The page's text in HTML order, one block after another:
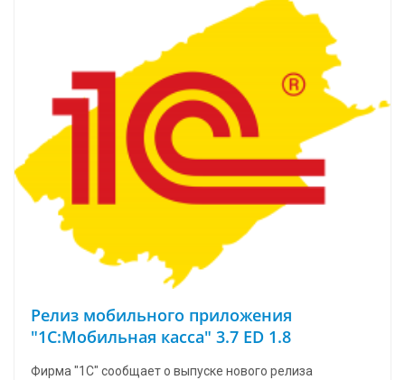
Релиз мобильного приложения
"1С:Мобильная касса" 3.7 ED 1.8
Фирма "1С" сообщает о выпуске нового релиза